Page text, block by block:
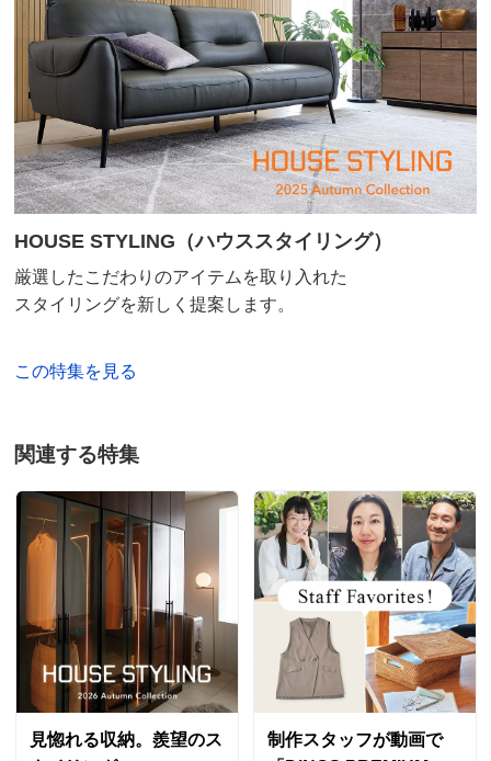
HOUSE STYLING（ハウススタイリング）
厳選したこだわりのアイテムを取り入れた
スタイリングを新しく提案します。
この特集を見る
関連する特集
見惚れる収納。羨望のス
制作スタッフが動画で